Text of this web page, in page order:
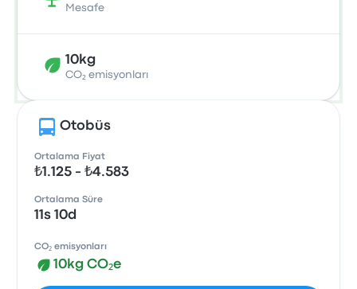
Mesafe
10kg
CO₂ emisyonları
Otobüs
Ortalama Fiyat
₺1.125 - ₺4.583
Ortalama Süre
11s 10d
CO₂ emisyonları
10kg CO₂e